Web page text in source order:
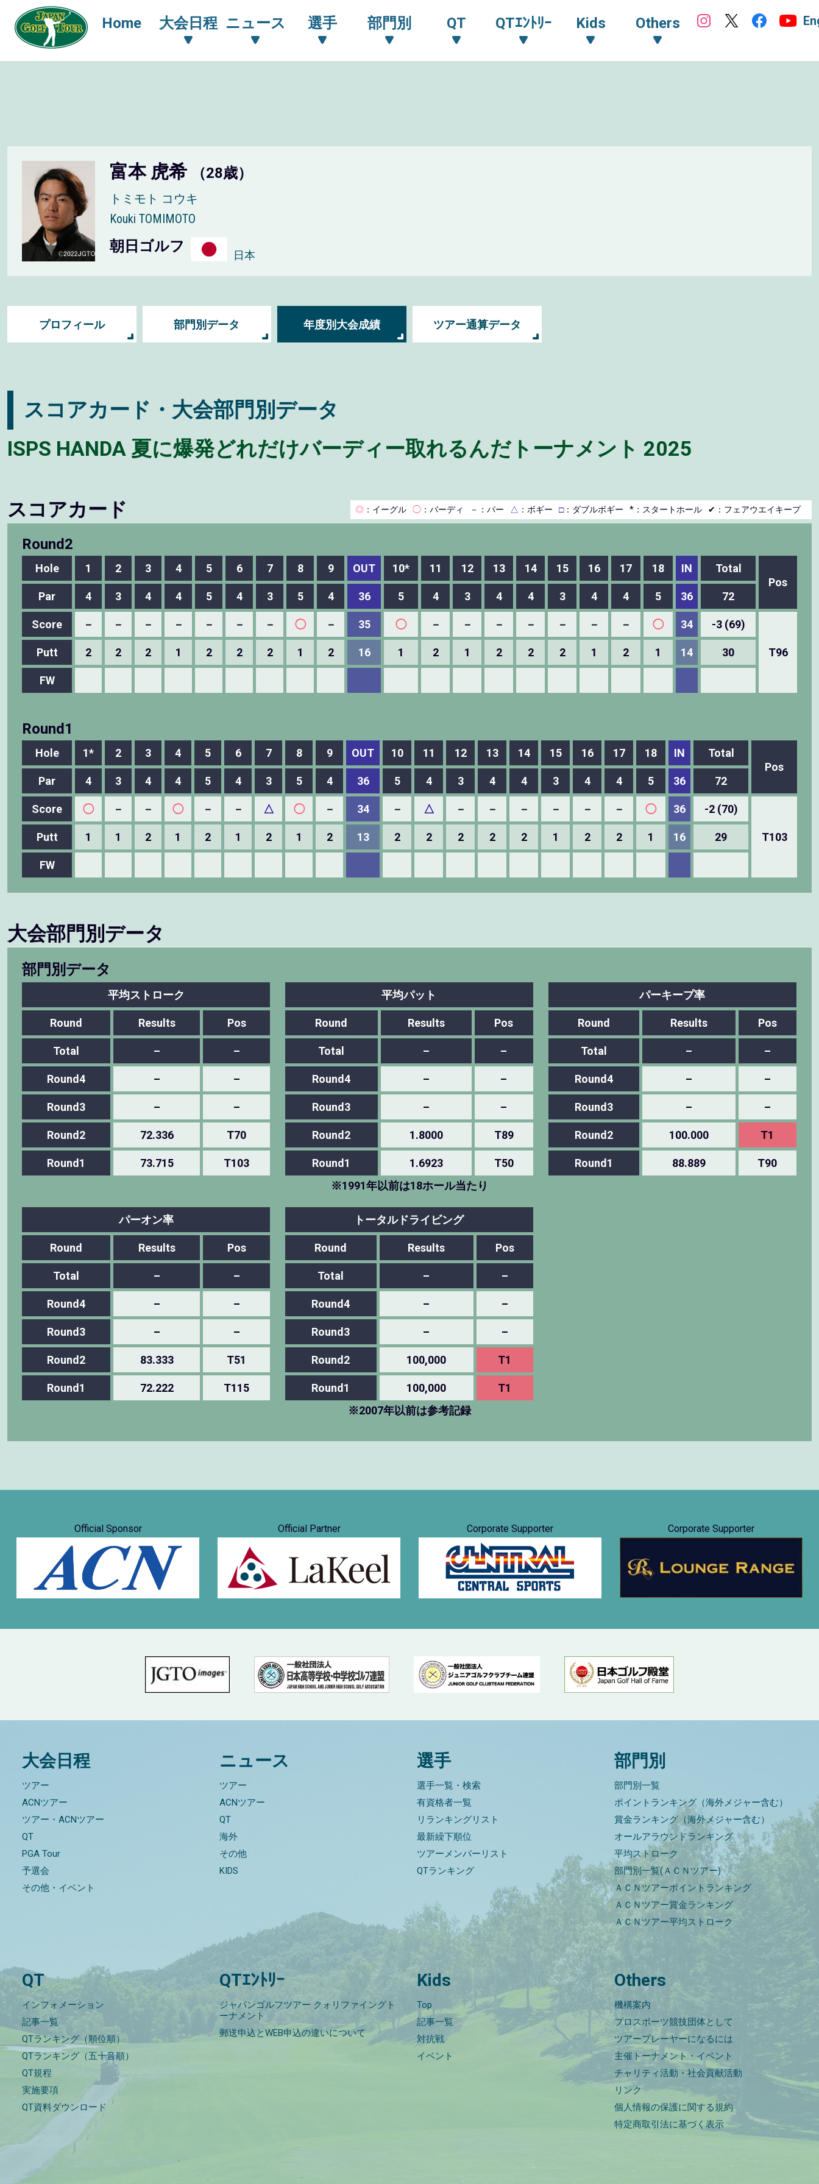
Home 大会日程 ニュース 選手 部門別 QT QTｴﾝﾄﾘｰ Kids Others
富本 虎希 （28歳）
トミモト コウキ
Kouki TOMIMOTO
朝日ゴルフ
日本
プロフィール 部門別データ 年度別大会成績 ツアー通算データ
スコアカード・大会部門別データ
ISPS HANDA 夏に爆発どれだけバーディー取れるんだトーナメント 2025
スコアカード ◎ ：イーグル ◯ ：バーディ － ：パー △ ：ボギー □：ダブルボギー *：スタートホール ✔：フェアウエイキープ
Round2
Hole 1 2 3 4 5 6 7 8 9 OUT 10* 11 12 13 14 15 16 17 18 IN
Total
Pos
Par
4 3 4 4 5 4 3 5 4 36 5 4 3 4 4 3 4 4 5 36 72
Score － － － － － － － ◯ － 35 ◯ － － － － － － － ◯ 34 -3 (69)
T96
Putt 2 2 2 1 2 2 2 1 2 16 1 2 1 2 2 2 1 2 1 14 30
FW
Round1
Hole 1* 2 3 4 5 6 7 8 9 OUT 10 11 12 13 14 15 16 17 18 IN
Total
Pos
Par
4 3 4 4 5 4 3 5 4 36 5 4 3 4 4 3 4 4 5 36 72
Score ◯ － － ◯ － － △ ◯ － 34 － △ － － － － － － ◯ 36 -2 (70)
T103
Putt 1 1 2 1 2 1 2 1 2 13 2 2 2 2 2 1 2 2 1 16 29
FW
大会部門別データ
部門別データ
平均ストローク
Round Results Pos
Total – –
Round4 – –
Round3 – –
Round2 72.336 T70
Round1 73.715 T103
平均パット
Round Results Pos
Total – –
Round4 – –
Round3 – –
Round2 1.8000 T89
Round1 1.6923
T50
※1991年以前は18ホール当たり
パーキープ率
Round Results Pos
Total – –
Round4 – –
Round3 – –
Round2 100.000 T1
Round1 88.889 T90
パーオン率
Round Results Pos
Total – –
Round4 – –
Round3 – –
Round2 83.333 T51
Round1 72.222 T115
トータルドライビング
Round Results Pos
Total – –
Round4 – –
Round3 – –
Round2 100,000 T1
Round1 100,000
T1
※2007年以前は参考記録
Official Sponsor Official Partner Corporate Supporter Corporate Supporter
大会日程
ツアー
ACNツアー
ツアー・ACNツアー
QT
PGA Tour
予選会
その他・イベント
ニュース
ツアー
ACNツアー
QT
海外
その他
KIDS
選手
選手一覧・検索
有資格者一覧
リランキングリスト
最新繰下順位
ツアーメンバーリスト
QTランキング
部門別
部門別一覧
ポイントランキング（海外メジャー含む）
賞金ランキング（海外メジャー含む）
オールアラウンドランキング
平均ストローク
部門別一覧(ＡＣＮツアー)
ＡＣＮツアーポイントランキング
ＡＣＮツアー賞金ランキング
ＡＣＮツアー平均ストローク
QT
インフォメーション
記事一覧
QTランキング（順位順）
QTランキング（五十音順）
QT規程
実施要項
QT資料ダウンロード
QTｴﾝﾄﾘｰ
ジャパンゴルフツアー クォリファイングト
ーナメント
郵送申込とWEB申込の違いについて
Kids
Top
記事一覧
対抗戦
イベント
Others
機構案内
プロスポーツ競技団体として
ツアープレーヤーになるには
主催トーナメント・イベント
チャリティ活動・社会貢献活動
リンク
個人情報の保護に関する規約
特定商取引法に基づく表示